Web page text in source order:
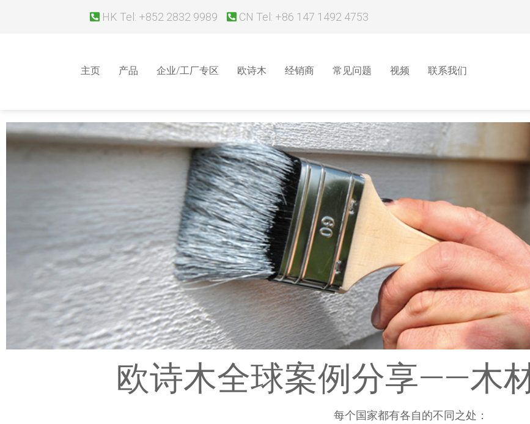
HK Tel: +852 2832 9989 CN Tel: +86 147 1492 4753
主页 产品 企业/工厂专区 欧诗木 经销商 常见问题 视频 联系我们
欧诗木全球案例分享——木
每个国家都有各自的不同之处：